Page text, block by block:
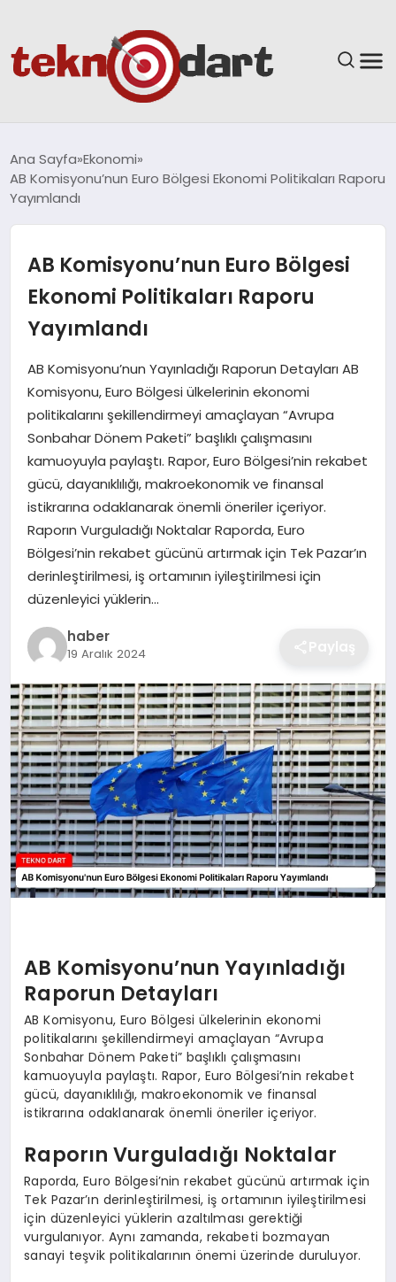
YAŞAM
GÜNDEM
SPOR
EKONOMI
MAGAZIN
OTOMOBIL
TEKNOLOJI
Ana Sayfa Ekonomi
AB Komisyonu’nun Euro Bölgesi Ekonomi Politikaları Raporu
Yayımlandı
AB Komisyonu’nun Euro Bölgesi
Ekonomi Politikaları Raporu
Yayımlandı
AB Komisyonu’nun Yayınladığı Raporun Detayları AB
Komisyonu, Euro Bölgesi ülkelerinin ekonomi
politikalarını şekillendirmeyi amaçlayan “Avrupa
Sonbahar Dönem Paketi” başlıklı çalışmasını
kamuoyuyla paylaştı. Rapor, Euro Bölgesi’nin rekabet
gücü, dayanıklılığı, makroekonomik ve finansal
istikrarına odaklanarak önemli öneriler içeriyor.
Raporın Vurguladığı Noktalar Raporda, Euro
Bölgesi’nin rekabet gücünü artırmak için Tek Pazar’ın
derinleştirilmesi, iş ortamının iyileştirilmesi için
düzenleyici yüklerin…
haber
19 Aralık 2024
AB Komisyonu’nun Yayınladığı
Raporun Detayları
AB Komisyonu, Euro Bölgesi ülkelerinin ekonomi
politikalarını şekillendirmeyi amaçlayan “Avrupa
Sonbahar Dönem Paketi” başlıklı çalışmasını
kamuoyuyla paylaştı. Rapor, Euro Bölgesi’nin rekabet
gücü, dayanıklılığı, makroekonomik ve finansal
istikrarına odaklanarak önemli öneriler içeriyor.
Raporın Vurguladığı Noktalar
Raporda, Euro Bölgesi’nin rekabet gücünü artırmak için
Tek Pazar’ın derinleştirilmesi, iş ortamının iyileştirilmesi
için düzenleyici yüklerin azaltılması gerektiği
vurgulanıyor. Aynı zamanda, rekabeti bozmayan
sanayi teşvik politikalarının önemi üzerinde duruluyor.